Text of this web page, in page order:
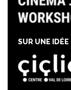
SUR UNE